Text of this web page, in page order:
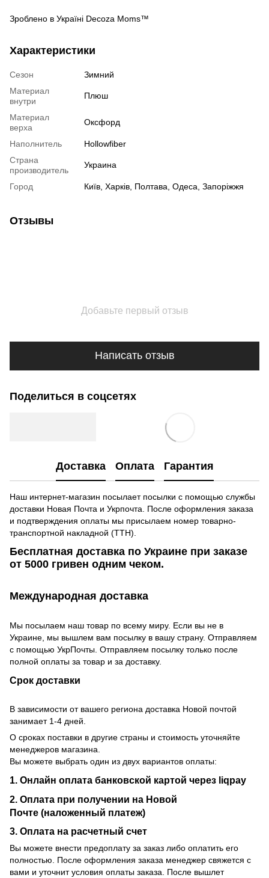
Зроблено в Україні Decoza Moms™
Характеристики
Сезон
Зимний
Материал
внутри
Плюш
Материал
верха
Оксфорд
Наполнитель
Hollowfiber
Страна
производитель
Украина
Город Київ, Харків, Полтава, Одеса, Запоріжжя
Отзывы
Добавьте первый отзыв
Написать отзыв
Поделиться в соцсетях
Доставка Оплата Гарантия
Наш интернет-магазин посылает посылки с помощью службы
доставки Новая Почта и Укрпочта. После оформления заказа
и подтверждения оплаты мы присылаем номер товарно-
транспортной накладной (ТТН).
Бесплатная доставка по Украине при заказе
от 5000 гривен одним чеком.
Международная доставка
Мы посылаем наш товар по всему миру. Если вы не в
Украине, мы вышлем вам посылку в вашу страну. Отправляем
с помощью УкрПочты. Отправляем посылку только после
полной оплаты за товар и за доставку.
Срок доставки
В зависимости от вашего региона доставка Новой почтой
занимает 1-4 дней.
О сроках поставки в другие страны и стоимость уточняйте
менеджеров магазина.
Вы можете выбрать один из двух вариантов оплаты:
1. Онлайн оплата банковской картой через liqpay
2. Оплата при получении на Новой
Почте (наложенный платеж)
3. Оплата на расчетный счет
Вы можете внести предоплату за заказ либо оплатить его
полностью. После оформления заказа менеджер свяжется с
вами и уточнит условия оплаты заказа. После вышлет